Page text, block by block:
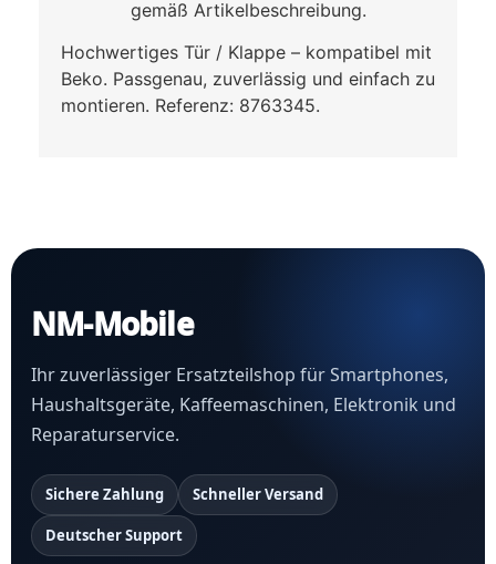
gemäß Artikelbeschreibung.
Hochwertiges Tür / Klappe – kompatibel mit
Beko. Passgenau, zuverlässig und einfach zu
montieren. Referenz: 8763345.
NM-Mobile
Ihr zuverlässiger Ersatzteilshop für Smartphones,
Haushaltsgeräte, Kaffeemaschinen, Elektronik und
Reparaturservice.
Sichere Zahlung Schneller Versand
Deutscher Support